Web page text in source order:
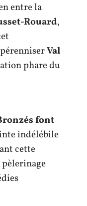
entre la
Rouard,
Val
phare du
font
indélébile
cette